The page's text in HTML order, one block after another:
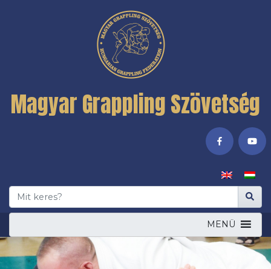
Magyar Grappling Szövetség
MENÜ